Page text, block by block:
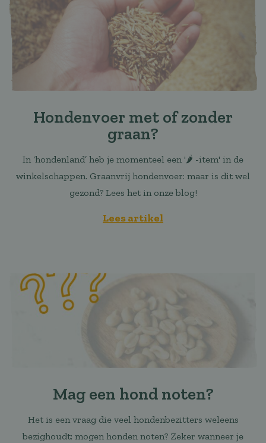
Hondenvoer met of zonder
graan?
In ‘hondenland’ heb je momenteel een '🌶 -item' in de
winkelschappen. Graanvrij hondenvoer: maar is dit wel
gezond? Lees het in onze blog!
Lees artikel
Mag een hond noten?
Het is een vraag die veel hondenbezitters weleens
bezighoudt: mogen honden noten? Zeker wanneer je